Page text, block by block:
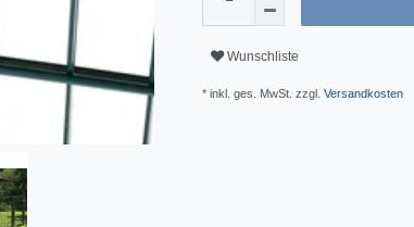
Wunschliste
* inkl. ges. MwSt. zzgl. Versandkosten